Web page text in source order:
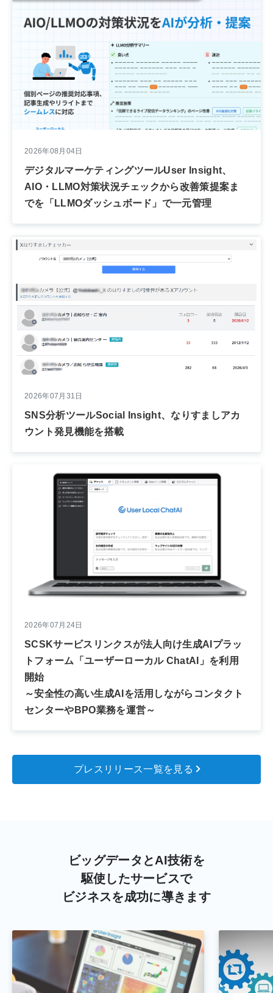
2026年08月04日
デジタルマーケティングツールUser Insight、
AIO・LLMO対策状況チェックから改善策提案ま
でを「LLMOダッシュボード」で一元管理
2026年07月31日
SNS分析ツールSocial Insight、なりすましアカ
ウント発見機能を搭載
2026年07月24日
SCSKサービスリンクスが法人向け生成AIプラッ
トフォーム「ユーザーローカル ChatAI」を利用
開始
～安全性の高い生成AIを活用しながらコンタクト
センターやBPO業務を運営～
プレスリリース一覧を見る
ビッグデータとAI技術を
駆使したサービスで
ビジネスを成功に導きます